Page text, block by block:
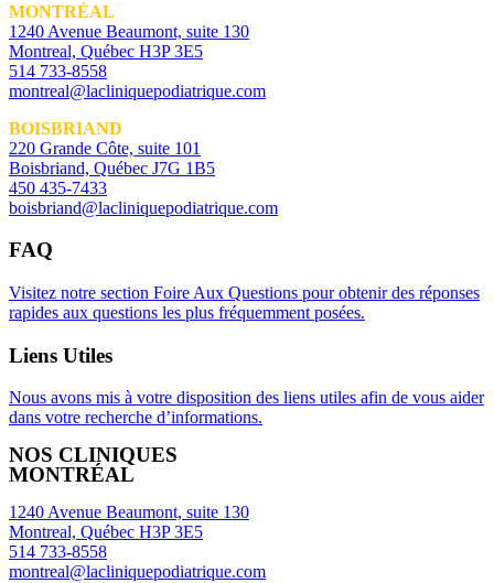
MONTRÉAL
1240 Avenue Beaumont, suite 130
Montreal, Québec H3P 3E5
514 733-8558
montreal@lacliniquepodiatrique.com
BOISBRIAND
220 Grande Côte, suite 101
Boisbriand, Québec J7G 1B5
450 435-7433
boisbriand@lacliniquepodiatrique.com
FAQ
Visitez notre section Foire Aux Questions pour obtenir des réponses
rapides aux questions les plus fréquemment posées.
Liens Utiles
Nous avons mis à votre disposition des liens utiles afin de vous aider
dans votre recherche d’informations.
NOS CLINIQUES
MONTRÉAL
1240 Avenue Beaumont, suite 130
Montreal, Québec H3P 3E5
514 733-8558
montreal@lacliniquepodiatrique.com